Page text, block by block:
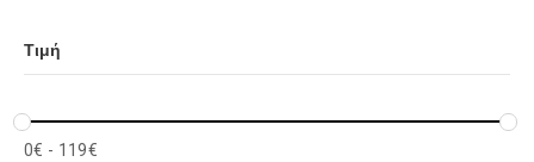
Τιμή
0€ - 119€